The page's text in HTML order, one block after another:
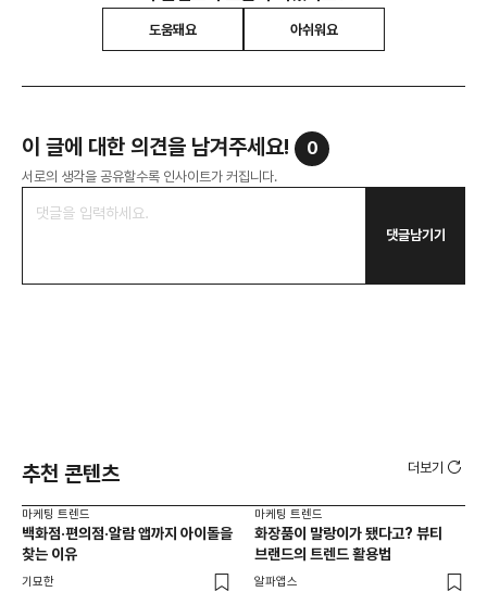
도움돼요 아쉬워요
이 글에 대한 의견을 남겨주세요! 0
서로의 생각을 공유할수록 인사이트가 커집니다.
댓글남기기
추천 콘텐츠 더보기
마케팅 트렌드
백화점·편의점·알람 앱까지 아이돌을
찾는 이유
기묘한
마케팅 트렌드
화장품이 말랑이가 됐다고? 뷰티
브랜드의 트렌드 활용법
알파앱스